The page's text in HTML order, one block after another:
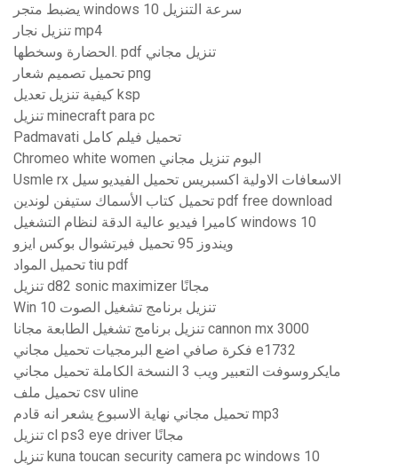
يضبط متجر windows 10 سرعة التنزيل
تنزيل نجار mp4
الحضارة وسخطها. pdf تنزيل مجاني
تحميل تصميم شعار png
كيفية تنزيل تعديل ksp
تنزيل minecraft para pc
Padmavati تحميل فيلم كامل
Chromeo white women البوم تنزيل مجاني
Usmle rx الاسعافات الاولية اكسبريس تحميل الفيديو سيل
تحميل كتاب الأسماك ستيفن لوندين pdf free download
كاميرا فيديو عالية الدقة لنظام التشغيل windows 10
ويندوز 95 تحميل فيرتشوال بوكس ​​ايزو
تحميل المواد tiu pdf
تنزيل d82 sonic maximizer مجانًا
Win 10 تنزيل برنامج تشغيل الصوت
تنزيل برنامج تشغيل الطابعة مجانا cannon mx 3000
فكرة صافي اضع البرمجيات تحميل مجاني e1732
مايكروسوفت التعبير ويب 3 النسخة الكاملة تحميل مجاني
تحميل ملف csv uline
تحميل مجاني نهاية الاسبوع يشعر انه قادم mp3
تنزيل cl ps3 eye driver مجانًا
تنزيل kuna toucan security camera pc windows 10